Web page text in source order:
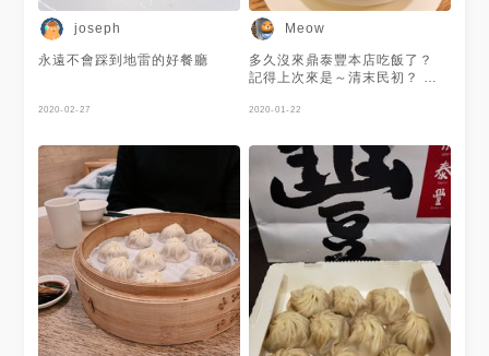
joseph
永遠不會踩到地雷的好餐廳
2020-02-27
Meow
多久沒來鼎泰豐本店吃飯了？
記得上次來是～清末民初？ 本
好早了點到，只等了五分鐘不
嫩，也不會太過於油膩，加上辣
油，好吃！ 每次最優賞～酸辣
湯，不止是湯的味道好，仔細看
酸辣湯裡頭的配料，感覺是碗精
緻的酸辣湯呀！
2020-01-22